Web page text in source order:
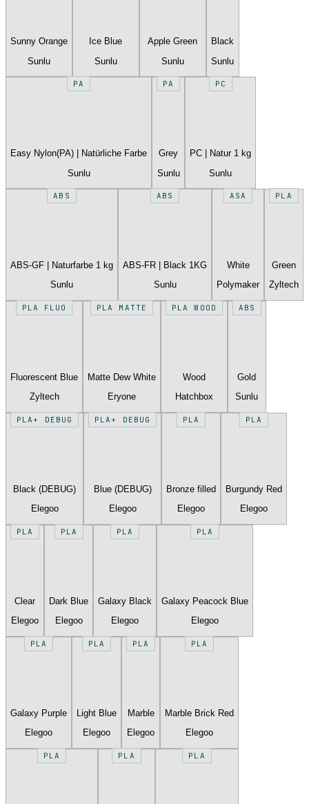
Sunny Orange
Sunlu
Ice Blue
Sunlu
Apple Green
Sunlu
Black
Sunlu
PA
Easy Nylon(PA) | Natürliche Farbe
Sunlu
PA
Grey
Sunlu
PC
PC | Natur 1 kg
Sunlu
ABS
ABS-GF | Naturfarbe 1 kg
Sunlu
ABS
ABS-FR | Black 1KG
Sunlu
ASA
White
Polymaker
PLA
Green
Zyltech
PLA FLUO
Fluorescent Blue
Zyltech
PLA MATTE
Matte Dew White
Eryone
PLA WOOD
Wood
Hatchbox
ABS
Gold
Sunlu
PLA+ DEBUG
Black (DEBUG)
Elegoo
PLA+ DEBUG
Blue (DEBUG)
Elegoo
PLA
Bronze filled
Elegoo
PLA
Burgundy Red
Elegoo
PLA
Clear
Elegoo
PLA
Dark Blue
Elegoo
PLA
Galaxy Black
Elegoo
PLA
Galaxy Peacock Blue
Elegoo
PLA
Galaxy Purple
Elegoo
PLA
Light Blue
Elegoo
PLA
Marble
Elegoo
PLA
Marble Brick Red
Elegoo
PLA PLA PLA